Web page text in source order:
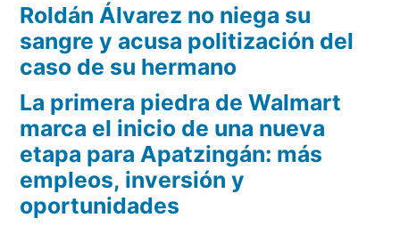
Roldán Álvarez no niega su
sangre y acusa politización del
caso de su hermano
La primera piedra de Walmart
marca el inicio de una nueva
etapa para Apatzingán: más
empleos, inversión y
oportunidades